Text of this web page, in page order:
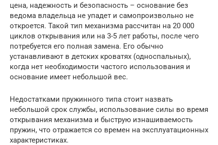
цена, надежность и безопасность – основание без
ведома владельца не упадет и самопроизвольно не
откроется. Такой тип механизма рассчитан на 20 000
циклов открывания или на 3-5 лет работы, после чего
потребуется его полная замена. Его обычно
устанавливают в детских кроватях (односпальных),
когда нет необходимости частого использования и
основание имеет небольшой вес.
Недостатками пружинного типа стоит назвать
небольшой срок службы, использование силы во время
открывания механизма и быструю изнашиваемость
пружин, что отражается со времен на эксплуатационных
характеристиках.